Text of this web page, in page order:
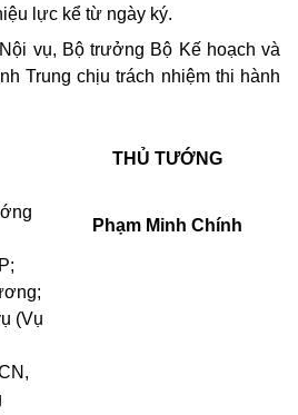
lực kể từ ngày ký.
vụ, Bộ trưởng Bộ Kế hoạch và
Trung chịu trách nhiệm thi hành
(Vụ
THỦ TƯỚNG
Phạm Minh Chính